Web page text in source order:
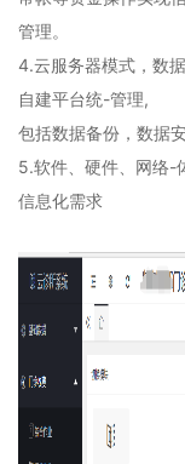
管理。
4.云服务器模式，数
自建平台统-管理,
包括数据备份，数据
5.软件、硬件、网络-
信息化需求